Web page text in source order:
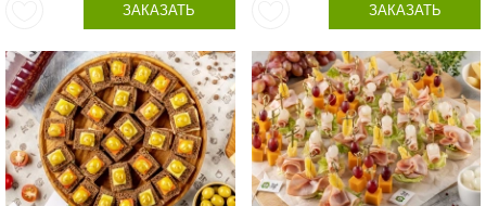
ЗАКАЗАТЬ ЗАКАЗАТЬ